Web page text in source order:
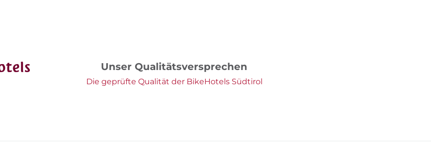
Unser Qualitätsversprechen
Die geprüfte Qualität der BikeHotels Südtirol